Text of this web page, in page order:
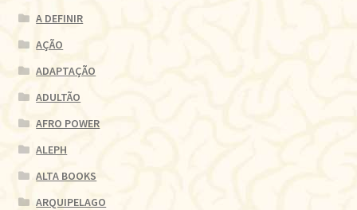
A DEFINIR
AÇÃO
ADAPTAÇÃO
ADULTÃO
AFRO POWER
ALEPH
ALTA BOOKS
ARQUIPELAGO